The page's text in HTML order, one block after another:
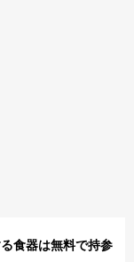
食器は無料で持参